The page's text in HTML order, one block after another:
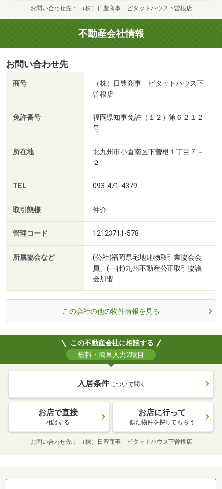
お問い合わせ先 （株）日豊商事 ピタットハウス下曽根店
不動産会社情報
お問い合わせ先
商号
（株）日豊商事 ピタットハウス下
曽根店
免許番号
福岡県知事免許（１２）第６２１２
号
所在地
北九州市小倉南区下曽根１丁目７－
２
TEL 093-471-4379
取引態様 仲介
管理コード 12123711-578
所属協会など
(公社)福岡県宅地建物取引業協会会
員、(一社)九州不動産公正取引協議
会加盟
この会社の他の物件情報を見る
この不動産会社に相談する
無料・簡単入力2項目
入居条件 について聞く
お店で直接
相談する
お店に行って
似た物件を探してもらう
お問い合わせ先 （株）日豊商事 ピタットハウス下曽根店